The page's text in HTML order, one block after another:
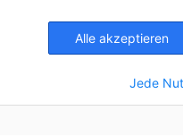
Alle akzeptieren
Jede